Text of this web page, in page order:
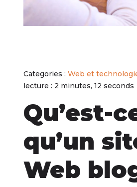
Categories :Web et
lecture : 2 minutes, 12 seconds
Qu’est-
qu’un
Web